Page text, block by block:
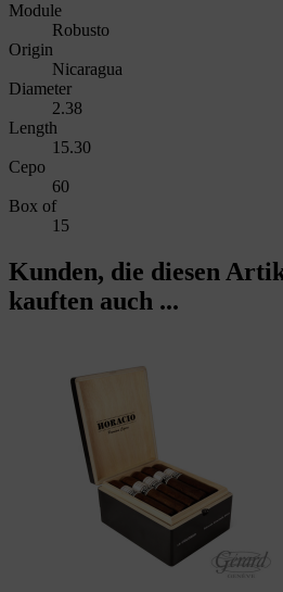
Module
Robusto
Origin
Nicaragua
Diameter
2.38
Length
15.30
Cepo
60
Box of
15
Kunden, die diesen
kauften auch ...